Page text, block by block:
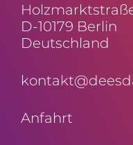
Holz­markt­straße
D-10179 Berlin
Deutschland
Anfahrt